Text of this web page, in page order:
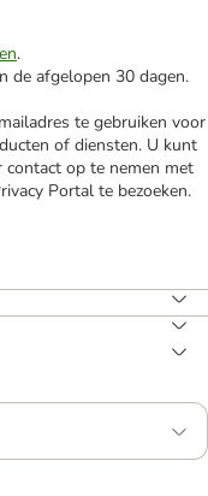
.
de afgelopen 30 dagen.
te gebruiken voor
of diensten. U kunt
op te nemen met
Portal te bezoeken.